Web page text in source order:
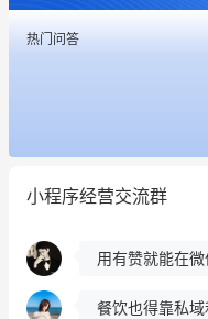
热门问答
小程序经营交流群
餐饮也得靠私
这个营销策划
用有赞就能在
餐饮也得靠私
昨晚的直播课